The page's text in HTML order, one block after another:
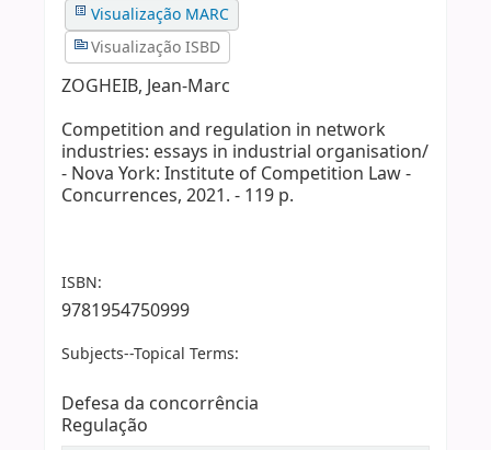
Visualização MARC
Visualização ISBD
ZOGHEIB, Jean-Marc
Competition and regulation in network
industries: essays in industrial organisation/
- Nova York: Institute of Competition Law -
Concurrences, 2021. - 119 p.
ISBN:
9781954750999
Subjects--Topical Terms:
Defesa da concorrência
Regulação